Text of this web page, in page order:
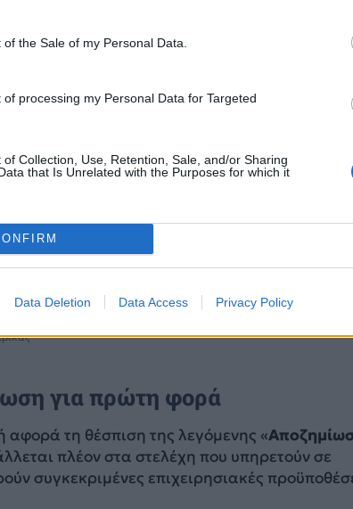
the Sale of my Personal Data.
processing my Personal Data for Targeted
Collection, Use, Retention, Sale, and/or Sharing
that Is Unrelated with the Purposes for which it
Data Deletion Data Access Privacy Policy
για πρώτη φορά
τη θέσπιση της λεγόμενης «
πλέον στα στελέχη που υπηρετούν σε
συγκεκριμένες επιχειρησιακές